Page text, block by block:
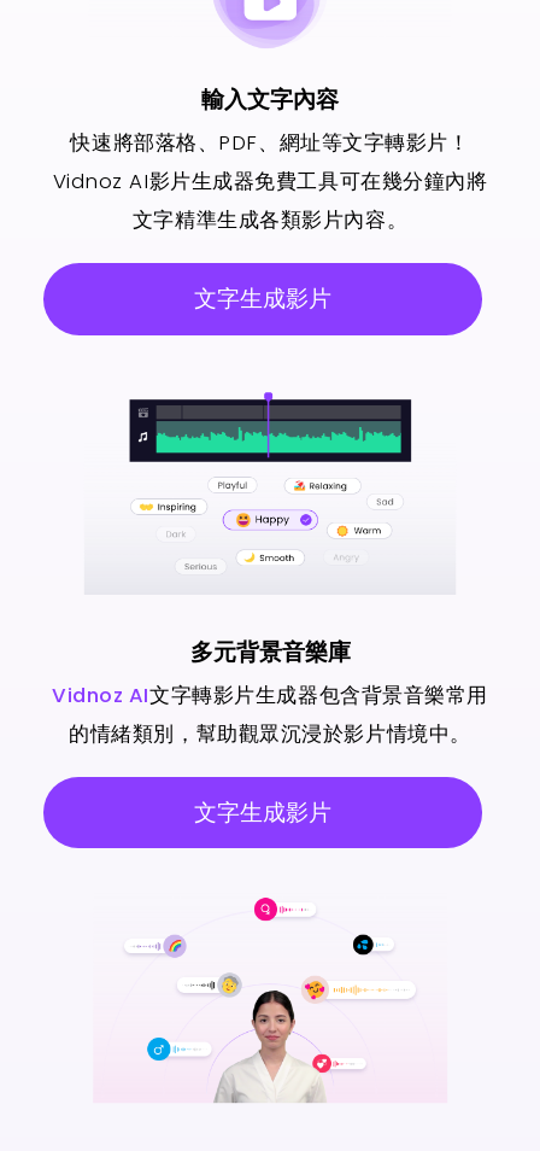
輸入文字內容
快速將部落格、PDF、網址等文字轉影片！
Vidnoz AI影片生成器免費工具可在幾分鐘內將
文字精準生成各類影片內容。
文字生成影片
多元背景音樂庫
Vidnoz AI文字轉影片生成器包含背景音樂常用
的情緒類別，幫助觀眾沉浸於影片情境中。
文字生成影片